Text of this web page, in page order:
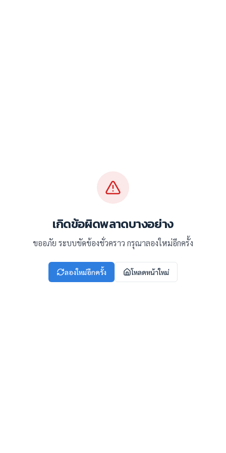
เกิดข้อผิดพลาดบางอย่าง
ขออภัย ระบบขัดข้องชั่วคราว กรุณาลองใหม่อีกครั้ง
ลองใหม่อีกครั้ง โหลดหน้าใหม่